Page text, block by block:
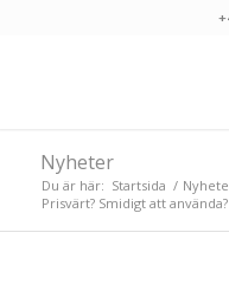
Nyheter
Du är här: Startsida /
Prisvärt? Smidigt att